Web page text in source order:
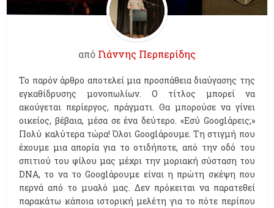
από Γιάννης Περπερίδης
Το παρόν άρθρο αποτελεί μια προσπάθεια διαύγασης της
εγκαθίδρυσης μονοπωλίων. Ο τίτλος μπορεί να
ακούγεται περίεργος, πράγματι. Θα μπορούσε να γίνει
οικείος, βέβαια, μέσα σε ένα δεύτερο. «Εσύ Googlάρεις;»
Πολύ καλύτερα τώρα! Όλοι Googlάρουμε. Τη στιγμή που
έχουμε μια απορία για το οτιδήποτε, από την οδό του
σπιτιού του φίλου μας μέχρι την μοριακή σύσταση του
DNA, το να το Googlάρουμε είναι η πρώτη σκέψη που
περνά από το μυαλό μας. Δεν πρόκειται να παρατεθεί
παρακάτω κάποια ιστορική μελέτη για το πότε περίπου